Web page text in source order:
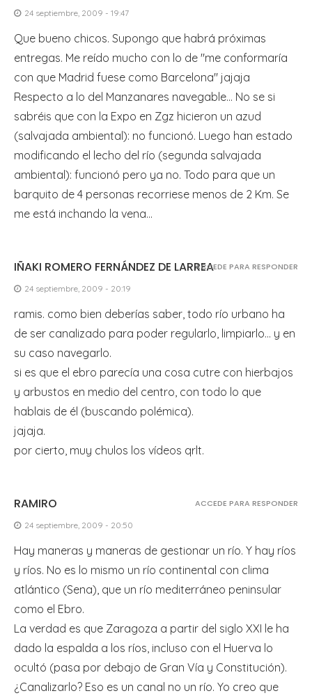
24 septiembre, 2009 - 19:47
Que bueno chicos. Supongo que habrá próximas
entregas. Me reído mucho con lo de "me conformaría
con que Madrid fuese como Barcelona" jajaja
Respecto a lo del Manzanares navegable… No se si
sabréis que con la Expo en Zgz hicieron un azud
(salvajada ambiental): no funcionó. Luego han estado
modificando el lecho del río (segunda salvajada
ambiental): funcionó pero ya no. Todo para que un
barquito de 4 personas recorriese menos de 2 Km. Se
me está inchando la vena…
IÑAKI ROMERO FERNÁNDEZ DE LARREA
24 septiembre, 2009 - 20:19
ramis. como bien deberías saber, todo río urbano ha
de ser canalizado para poder regularlo, limpiarlo… y en
su caso navegarlo.
si es que el ebro parecía una cosa cutre con hierbajos
y arbustos en medio del centro, con todo lo que
hablais de él (buscando polémica).
jajaja.
por cierto, muy chulos los vídeos qrlt.
ACCEDE PARA RESPONDER
RAMIRO
24 septiembre, 2009 - 20:50
Hay maneras y maneras de gestionar un río. Y hay ríos
y ríos. No es lo mismo un río continental con clima
atlántico (Sena), que un río mediterráneo peninsular
como el Ebro.
La verdad es que Zaragoza a partir del siglo XXI le ha
dado la espalda a los ríos, incluso con el Huerva lo
ocultó (pasa por debajo de Gran Vía y Constitución).
¿Canalizarlo? Eso es un canal no un río. Yo creo que
ACCEDE PARA RESPONDER